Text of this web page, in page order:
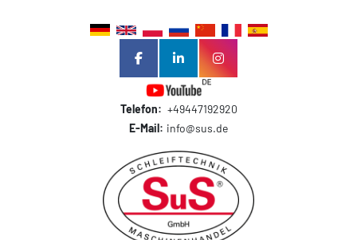
Telefon: +49447192920
E-Mail: info@sus.de
facebooklinkedininstagram